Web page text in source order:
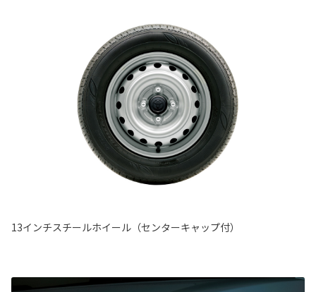
13インチスチールホイール（センターキャップ付）